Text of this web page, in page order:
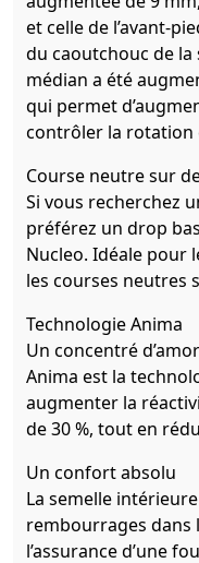
et celle de l’avant-
du caoutchouc de
médian a été
qui permet
contrôler la rotation
Course neutre sur
Si vous recherchez
préférez un drop
Nucleo. Idéale pour
les courses neutres
Technologie Anima
Un concentré
Anima est la
augmenter la
de 30 %, tout en
Un confort absolu
La semelle
rembourrages dans
l’assurance d’une